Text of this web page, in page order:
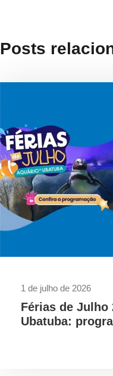
Posts
1 de julho de 2026
Férias de Julho
Ubatuba: